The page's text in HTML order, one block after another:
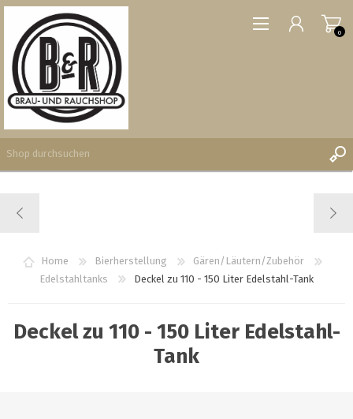
WUNSCHLISTE
0
Home Bierherstellung
Gären/Läutern/Zubehör
Edelstahltanks
Deckel zu 110 - 150 Liter Edelstahl-Tank
Deckel zu 110 - 150 Liter Edelstahl-
Tank